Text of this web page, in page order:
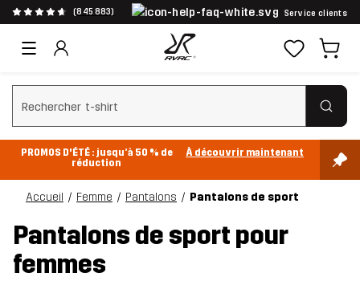
(845 883) Service clients
Effacer la recherche
PROMOS D'ÉTÉ : jusqu’à 50 % de
réduction
À découvrir maintenant
Accueil Femme Pantalons Pantalons de sport
Pantalons de sport pour
femmes